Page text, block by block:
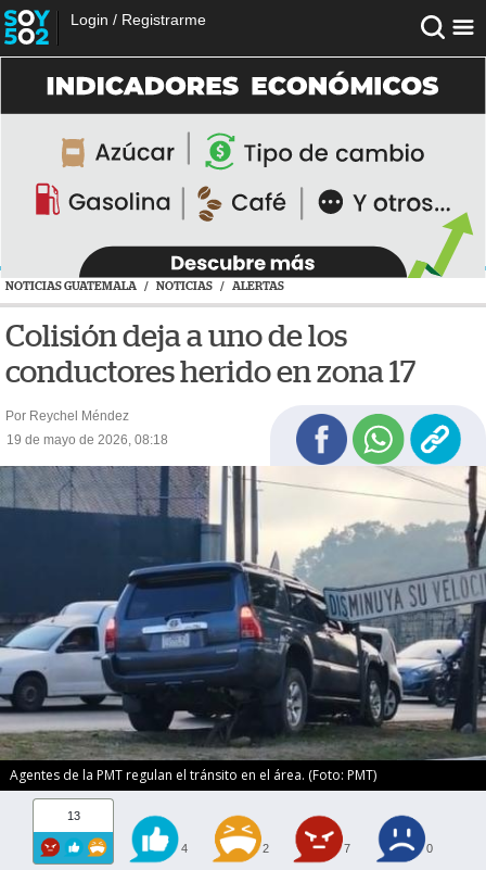
Login / Registrarme
NOTICIAS GUATEMALA / NOTICIAS / ALERTAS
Colisión deja a uno de los
conductores herido en zona 17
Por Reychel Méndez
19 de mayo de 2026, 08:18
Agentes de la PMT regulan el tránsito en el área. (Foto: PMT)
13
4 2 7 0